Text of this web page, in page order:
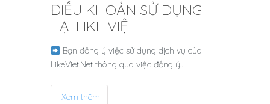
ĐIỀU KHOẢN SỬ DỤNG
TẠI LIKE VIỆT
Bạn đồng ý việc sử dụng dịch vụ của
LikeViet.Net thông qua việc đồng ý…
Xem thêm